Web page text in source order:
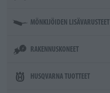
MÖNKIJÖIDEN LISÄVARUSTEET
RAKENNUSKONEET
HUSQVARNA TUOTTEET